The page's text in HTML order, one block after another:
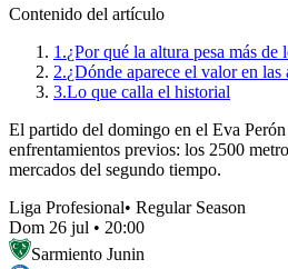
Contenido del artículo
1.¿Por qué la altura pesa más de
2.¿Dónde aparece el valor en las
3.Lo que calla el historial
El partido del domingo en el Eva
enfrentamientos previos: los 2500
mercados del segundo tiempo.
Liga Profesional• Regular Season
Dom 26 jul • 20:00
Sarmiento Junin